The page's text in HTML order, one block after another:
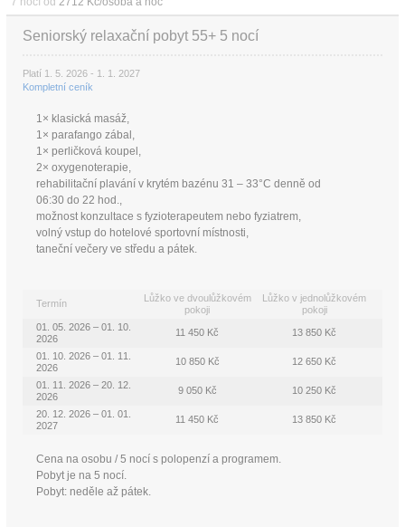
Seniorský relaxační pobyt 55+ 5 nocí
Platí 1. 5. 2026 - 1. 1. 2027
Kompletní ceník
1× klasická masáž,
1× parafango zábal,
1× perličková koupel,
2× oxygenoterapie,
rehabilitační plavání v krytém bazénu 31 – 33°C denně od
06:30 do 22 hod.,
možnost konzultace s fyzioterapeutem nebo fyziatrem,
volný vstup do hotelové sportovní místnosti,
taneční večery ve středu a pátek.
Termín
Lůžko ve dvoulůžkovém
pokoji
Lůžko v jednolůžkovém
pokoji
01. 05. 2026 – 01. 10.
2026
11 450 Kč 13 850 Kč
01. 10. 2026 – 01. 11.
2026
10 850 Kč 12 650 Kč
01. 11. 2026 – 20. 12.
2026
9 050 Kč 10 250 Kč
20. 12. 2026 – 01. 01.
2027
11 450 Kč 13 850 Kč
Cena na osobu / 5 nocí s polopenzí a programem.
Pobyt je na 5 nocí.
Pobyt: neděle až pátek.